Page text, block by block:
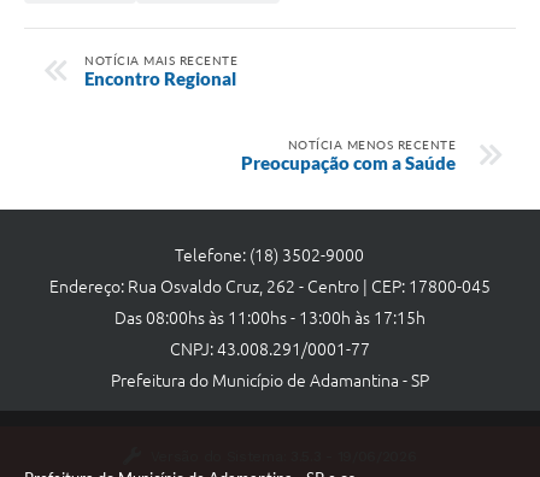
NOTÍCIA MAIS RECENTE
Encontro Regional
NOTÍCIA MENOS RECENTE
Preocupação com a Saúde
Telefone: (18) 3502-9000
Endereço: Rua Osvaldo Cruz, 262 - Centro | CEP: 17800-045
Das 08:00hs às 11:00hs - 13:00h às 17:15h
CNPJ: 43.008.291/0001-77
Prefeitura do Município de Adamantina - SP